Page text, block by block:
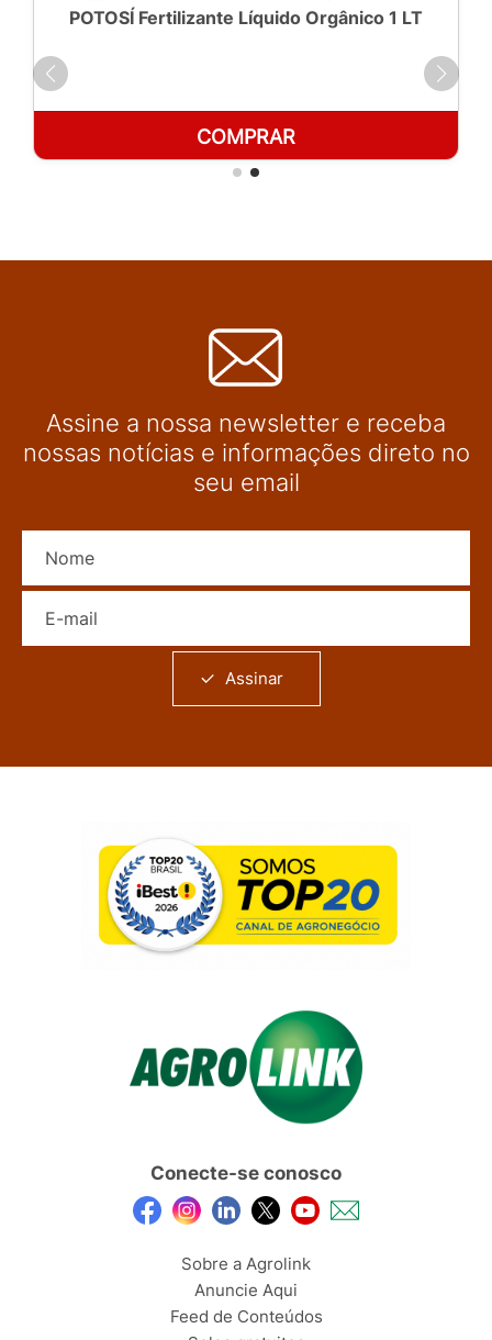
POTOSÍ Fertilizante Líquido Orgânico 1 LT
COMPRAR
Assine a nossa newsletter e receba
nossas notícias e informações direto no
seu email
Assinar
Conecte-se conosco
Sobre a Agrolink
Anuncie Aqui
Feed de Conteúdos